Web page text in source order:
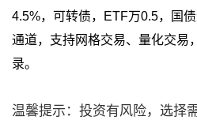
4.5%，可转债，ETF万0.5，国
通道，支持网格交易、量化交易
录。
温馨提示：投资有风险，选择